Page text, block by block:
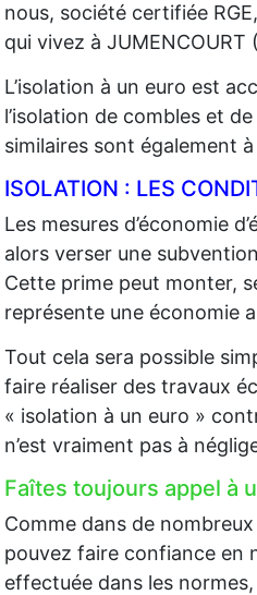
nous, société certifiée
qui vivez à JUMENCOURT
L’isolation à un euro est
l’isolation de combles et
similaires sont également
ISOLATION : LES
Les mesures d’économie
alors verser une
Cette prime peut monter,
représente une économie
Tout cela sera possible
faire réaliser des travaux
« isolation à un euro »
n’est vraiment pas à
Faîtes toujours appel à
Comme dans de nombreux
pouvez faire confiance en
effectuée dans les